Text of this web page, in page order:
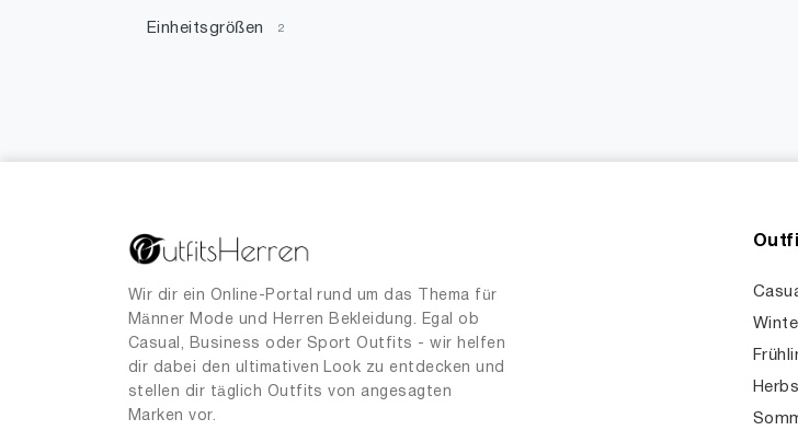
Einheitsgrößen 2
Wir dir ein Online-Portal rund um das Thema für
Männer Mode und Herren Bekleidung. Egal ob
Casual, Business oder Sport Outfits - wir helfen
dir dabei den ultimativen Look zu entdecken und
stellen dir täglich Outfits von angesagten
Marken vor.